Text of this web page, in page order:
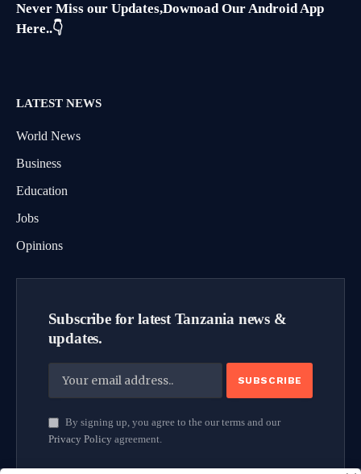
Never Miss our Updates,Downoad Our Android App
Here..👇
LATEST NEWS
World News
Business
Education
Jobs
Opinions
Subscribe for latest Tanzania news &
updates.
By signing up, you agree to the our terms and our
Privacy Policyagreement.